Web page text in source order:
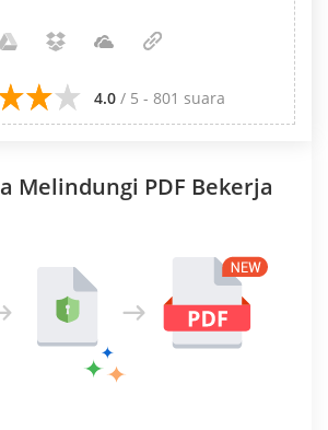
4.0 / 5 - 801 suara
Melindungi PDF Bekerja